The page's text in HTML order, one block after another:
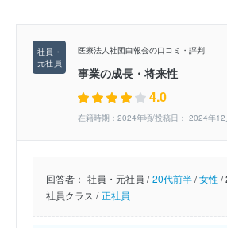
医療法人社団白報会の口コミ・評判
事業の成長・将来性
4.0
在籍時期：2024年頃/投稿日： 2024年12
回答者： 社員・元社員 / 20代前半/女性/
社員クラス / 正社員